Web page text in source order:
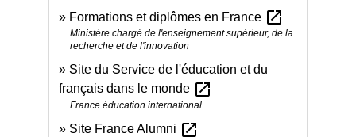
Formations et diplômes en France open_in_new
Ministère chargé de l'enseignement supérieur, de la
recherche et de l'innovation
Site du Service de l'éducation et du
français dans le monde open_in_new
France éducation international
Site France Alumni open_in_new